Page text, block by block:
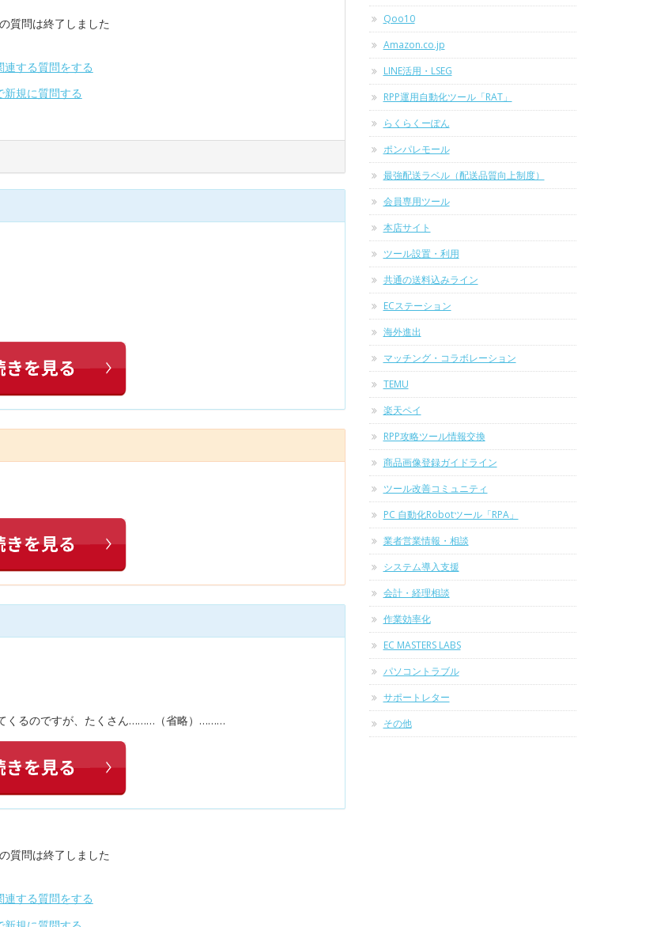
質問は終了しました
連する質問をする
新規に質問する
くるのですが、たくさん………（省略）………
質問は終了しました
連する質問をする
Qoo10
Amazon.co.jp
LINE活用・LSEG
RPP運用自動化ツール「RAT」
らくらくーぽん
ポンパレモール
最強配送ラベル（配送品質向上制度）
会員専用ツール
本店サイト
ツール設置・利用
共通の送料込みライン
ECステーション
海外進出
マッチング・コラボレーション
TEMU
楽天ペイ
RPP攻略ツール情報交換
商品画像登録ガイドライン
ツール改善コミュニティ
PC 自動化Robotツール「RPA」
業者営業情報・相談
システム導入支援
会計・経理相談
作業効率化
EC MASTERS LABS
パソコントラブル
サポートレター
その他